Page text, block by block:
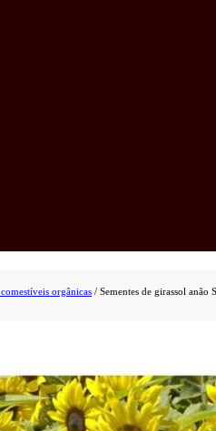
orgânicas / Sementes de girassol anão